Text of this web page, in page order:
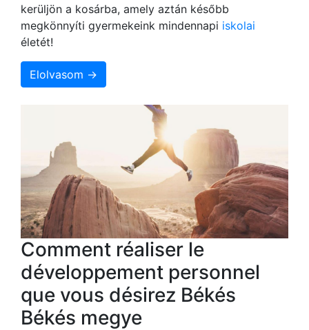
kerüljön a kosárba, amely aztán később
megkönnyíti gyermekeink mindennapi iskolai
életét!
Elolvasom →
Comment réaliser le
développement personnel
que vous désirez Békés
Békés megye